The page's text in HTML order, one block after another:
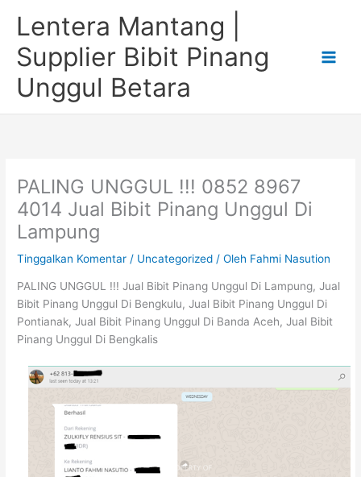
Lentera Mantang |
Supplier Bibit Pinang
Unggul Betara
PALING UNGGUL !!! 0852 8967
4014 Jual Bibit Pinang Unggul Di
Lampung
Tinggalkan Komentar / Uncategorized / Oleh Fahmi Nasution
PALING UNGGUL !!! Jual Bibit Pinang Unggul Di Lampung, Jual
Bibit Pinang Unggul Di Bengkulu, Jual Bibit Pinang Unggul Di
Pontianak, Jual Bibit Pinang Unggul Di Banda Aceh, Jual Bibit
Pinang Unggul Di Bengkalis